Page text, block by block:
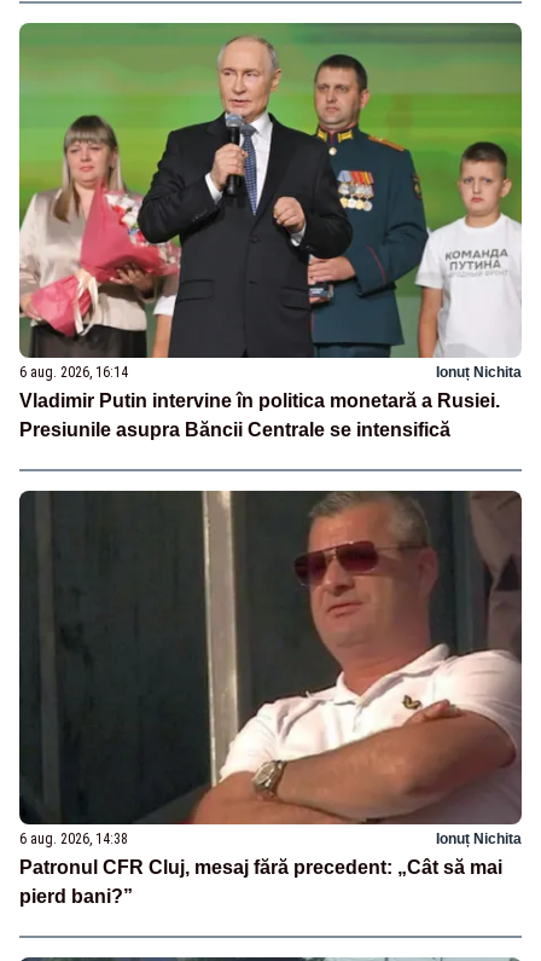
6 aug. 2026, 16:14 Ionuț Nichita
Vladimir Putin intervine în politica monetară a Rusiei.
Presiunile asupra Băncii Centrale se intensifică
6 aug. 2026, 14:38 Ionuț Nichita
Patronul CFR Cluj, mesaj fără precedent: „Cât să mai
pierd bani?”